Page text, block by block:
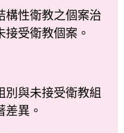
性衛教之個案治
受衛教個案。
與未接受衛教組
異。